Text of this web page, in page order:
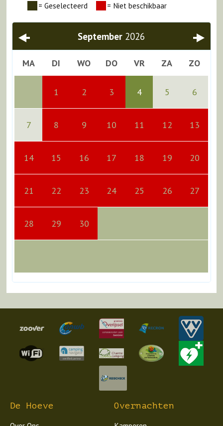
= Geselecteerd
= Niet beschikbaar
September 2026
MA DI WO DO VR ZA ZO
1 2 3 4 5 6
7 8 9 10 11 12 13
14 15 16 17 18 19 20
21 22 23 24 25 26 27
28 29 30
De Hoeve Overnachten